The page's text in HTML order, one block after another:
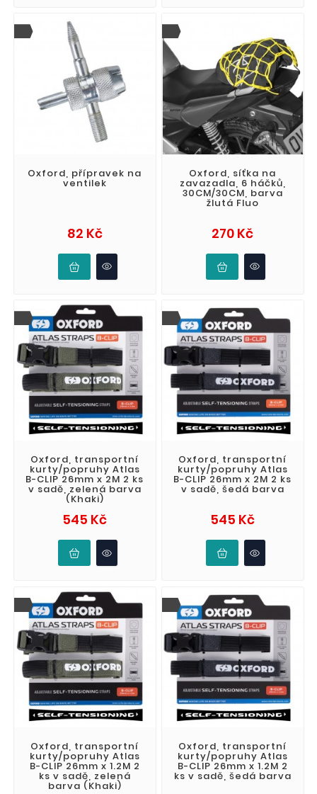
Oxford, přípravek na
ventilek
82 KčCena
Oxford, síťka na
zavazadla, 6 háčků,
30CM/30CM, barva
žlutá Fluo
270 KčCena
Oxford, transportní
kurty/popruhy Atlas
B-CLIP 26mm x 2M 2 ks
v sadě, zelená barva
(Khaki)
545 KčCena
Oxford, transportní
kurty/popruhy Atlas
B-CLIP 26mm x 2M 2 ks
v sadě, šedá barva
545 KčCena
Oxford, transportní
kurty/popruhy Atlas
B-CLIP 26mm x 1.2M 2
ks v sadě, zelená
barva (Khaki)
Oxford, transportní
kurty/popruhy Atlas
B-CLIP 26mm x 1.2M 2
ks v sadě, šedá barva